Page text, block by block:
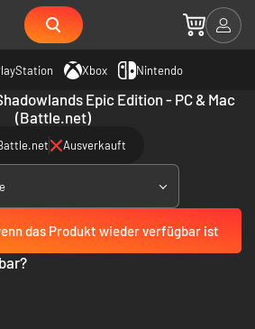
Xbox Nintendo
Epic Edition - PC & Mac
(Battle.net)
Ausverkauft
das Produkt wieder verfügbar ist